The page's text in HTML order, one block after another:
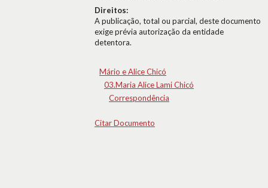
Direitos:
A publicação, total ou parcial, deste documento
exige prévia autorização da entidade
detentora.
Mário e Alice Chicó
03.Maria Alice Lami Chicó
Correspondência
Citar Documento